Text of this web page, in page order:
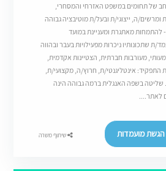
של תחומים במשפט האזרחי והמסחרי,
ה, ייצוגי/ת ובעל/ת מוטיבציה גבוהה
להתמחות מאתגרת ומעניינת במועד
ת שתכונותיו ניכרות מפעילויות בעבר ובהווה
מעורבות חברתית, הצטיינות אקדמית,
התפקיד: אינטליגנטי/ת, חרוץ/ה, מקצועי/ת,
בשפה האנגלית ברמה גבוהה הינה
לאתר....
הגשת מועמדות שיתוף משרה